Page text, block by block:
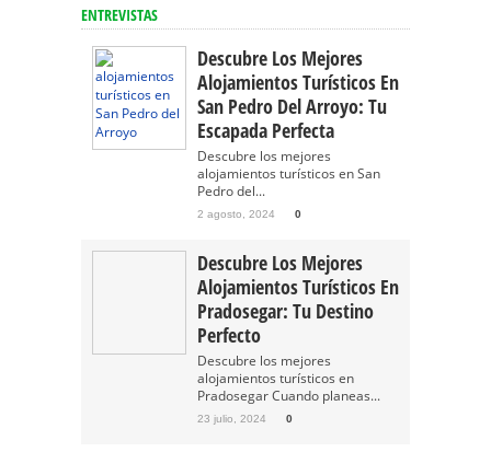
ENTREVISTAS
Descubre Los Mejores
Alojamientos Turísticos En
San Pedro Del Arroyo: Tu
Escapada Perfecta
Descubre los mejores
alojamientos turísticos en San
Pedro del...
2 agosto, 2024 0
Descubre Los Mejores
Alojamientos Turísticos En
Pradosegar: Tu Destino
Perfecto
Descubre los mejores
alojamientos turísticos en
Pradosegar Cuando planeas...
23 julio, 2024 0